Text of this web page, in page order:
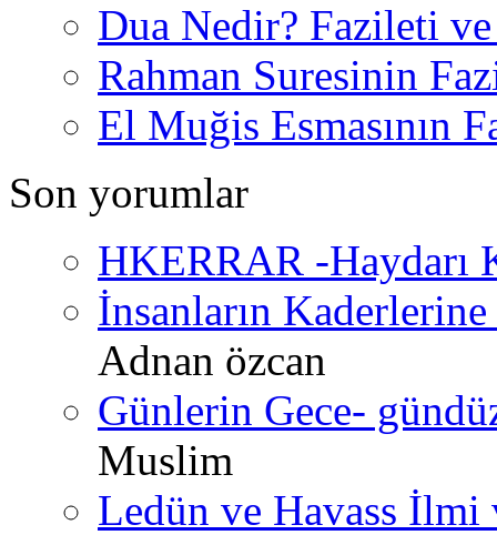
Dua Nedir? Fazileti
Rahman Suresinin
El Muğis Esmasının
Son yorumlar
HKERRAR -Haydarı
İnsanların
Adnan özcan
Günlerin Gece-
Muslim
Ledün ve Havass İlmi